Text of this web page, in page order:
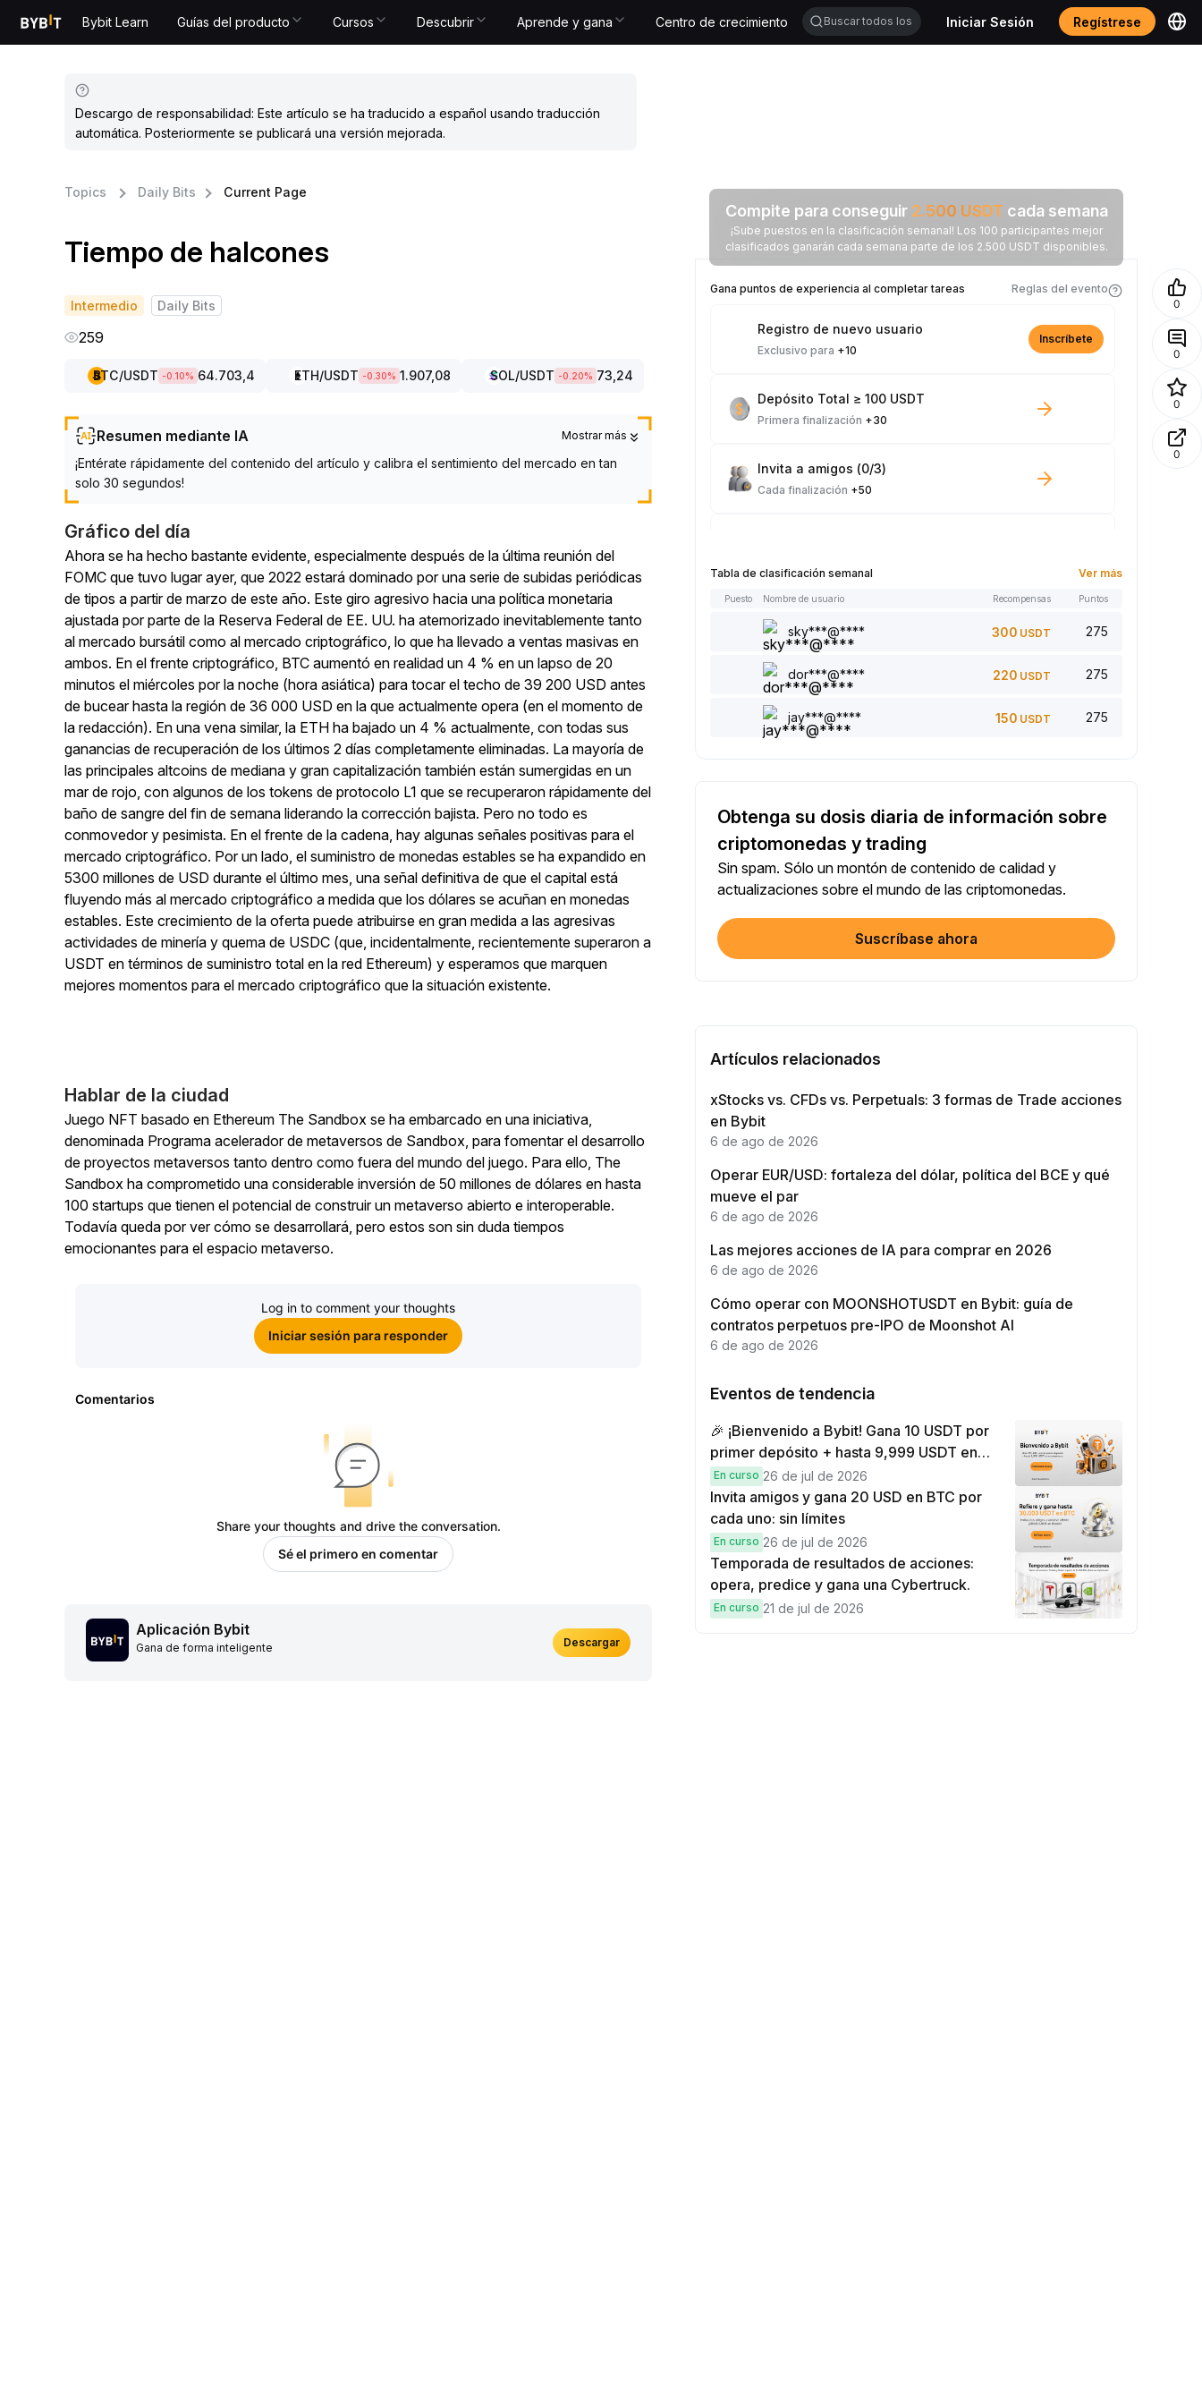
Bybit Learn Guías del producto Cursos Descubrir Aprende y gana Centro de crecimiento Iniciar Sesión Regístrese
Descargo de responsabilidad: Este artículo se ha traducido a español usando traducción
automática. Posteriormente se publicará una versión mejorada.
Topics Daily Bits Current Page
Tiempo de halcones
Intermedio Daily Bits
259
BTC/USDT -0.10% 64.703,4 ETH/USDT -0.30% 1.907,08 SOL/USDT -0.20% 73,24
Resumen mediante IA Mostrar más
¡Entérate rápidamente del contenido del artículo y calibra el sentimiento del mercado en tan
solo 30 segundos!
Gráfico del día
Ahora se ha hecho bastante evidente, especialmente después de la última reunión del
FOMC que tuvo lugar ayer, que 2022 estará dominado por una serie de subidas periódicas
de tipos a partir de marzo de este año. Este giro agresivo hacia una política monetaria
ajustada por parte de la Reserva Federal de EE. UU. ha atemorizado inevitablemente tanto
al mercado bursátil como al mercado criptográfico, lo que ha llevado a ventas masivas en
ambos. En el frente criptográfico, BTC aumentó en realidad un 4 % en un lapso de 20
minutos el miércoles por la noche (hora asiática) para tocar el techo de 39 200 USD antes
de bucear hasta la región de 36 000 USD en la que actualmente opera (en el momento de
la redacción). En una vena similar, la ETH ha bajado un 4 % actualmente, con todas sus
ganancias de recuperación de los últimos 2 días completamente eliminadas. La mayoría de
las principales altcoins de mediana y gran capitalización también están sumergidas en un
mar de rojo, con algunos de los tokens de protocolo L1 que se recuperaron rápidamente del
baño de sangre del fin de semana liderando la corrección bajista. Pero no todo es
conmovedor y pesimista. En el frente de la cadena, hay algunas señales positivas para el
mercado criptográfico. Por un lado, el suministro de monedas estables se ha expandido en
5300 millones de USD durante el último mes, una señal definitiva de que el capital está
fluyendo más al mercado criptográfico a medida que los dólares se acuñan en monedas
estables. Este crecimiento de la oferta puede atribuirse en gran medida a las agresivas
actividades de minería y quema de USDC (que, incidentalmente, recientemente superaron a
USDT en términos de suministro total en la red Ethereum) y esperamos que marquen
mejores momentos para el mercado criptográfico que la situación existente.
Hablar de la ciudad
Juego NFT basado en Ethereum The Sandbox se ha embarcado en una iniciativa,
denominada Programa acelerador de metaversos de Sandbox, para fomentar el desarrollo
de proyectos metaversos tanto dentro como fuera del mundo del juego. Para ello, The
Sandbox ha comprometido una considerable inversión de 50 millones de dólares en hasta
100 startups que tienen el potencial de construir un metaverso abierto e interoperable.
Todavía queda por ver cómo se desarrollará, pero estos son sin duda tiempos
emocionantes para el espacio metaverso.
Log in to comment your thoughts
Iniciar sesión para responder
Comentarios
Share your thoughts and drive the conversation.
Sé el primero en comentar
Aplicación Bybit
Gana de forma inteligente Descargar
Compite para conseguir 2.500 USDT cada semana
¡Sube puestos en la clasificación semanal! Los 100 participantes mejor
clasificados ganarán cada semana parte de los 2.500 USDT disponibles.
Gana puntos de experiencia al completar tareas Reglas del evento
Registro de nuevo usuario
Exclusivo para +10
Inscríbete
Depósito Total ≥ 100 USDT
Primera finalización +30
Invita a amigos (0/3)
Cada finalización +50
Cada finalización+1
Publicar un comentario (0/5)
Cada finalización
Compartir tu artículo en redes sociales (0/5)
Cada finalización +2
$100+ Trading con bot
Verifica tu identidad
Opera Futuros ≥ $1000
Cada finalización
Opera Options ≥ $2000
Cada finalización
Tabla de clasificación semanal Ver más
Puesto Nombre de usuario Recompensas Puntos
sky***@**** 300 USDT 275
dor***@**** 220 USDT 275
jay***@**** 150 USDT 275
Obtenga su dosis diaria de información sobre
criptomonedas y trading
Sin spam. Sólo un montón de contenido de calidad y
actualizaciones sobre el mundo de las criptomonedas.
Suscríbase ahora
Artículos relacionados
xStocks vs. CFDs vs. Perpetuals: 3 formas de Trade acciones
en Bybit
6 de ago de 2026
Operar EUR/USD: fortaleza del dólar, política del BCE y qué
mueve el par
6 de ago de 2026
Las mejores acciones de IA para comprar en 2026
6 de ago de 2026
Cómo operar con MOONSHOTUSDT en Bybit: guía de
contratos perpetuos pre-IPO de Moonshot AI
6 de ago de 2026
Eventos de tendencia
🎉 ¡Bienvenido a Bybit! Gana 10 USDT por
primer depósito + hasta 9,999 USDT en
recompensas
En curso 26 de jul de 2026
Invita amigos y gana 20 USD en BTC por
cada uno: sin límites
En curso 26 de jul de 2026
Temporada de resultados de acciones:
opera, predice y gana una Cybertruck.
En curso 21 de jul de 2026
0
0
0
0
Inicia tu aventura en el
trading con $20 USDT
Regístrate, deposita y empieza a ganar $20 hoy mismo